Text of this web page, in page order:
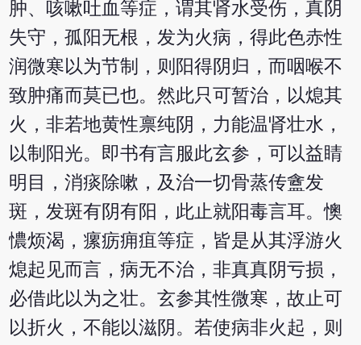
肿、咳嗽吐血等症，谓其肾水受伤，真阴
失守，孤阳无根，发为火病，得此色赤性
润微寒以为节制，则阳得阴归，而咽喉不
致肿痛而莫已也。然此只可暂治，以熄其
火，非若地黄性禀纯阴，力能温肾壮水，
以制阳光。即书有言服此玄参，可以益睛
明目，消痰除嗽，及治一切骨蒸传盦发
斑，发斑有阴有阳，此止就阳毒言耳。懊
憹烦渴，瘰疬痈疽等症，皆是从其浮游火
熄起见而言，病无不治，非真真阴亏损，
必借此以为之壮。玄参其性微寒，故止可
以折火，不能以滋阴。若使病非火起，则